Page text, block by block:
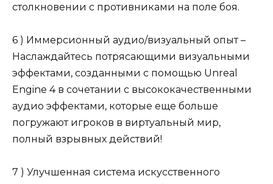
столкновении с противниками на поле боя.
6 ) Иммерсионный аудио/визуальный опыт –
Наслаждайтесь потрясающими визуальными
эффектами, созданными с помощью Unreal
Engine 4 в сочетании с высококачественными
аудио эффектами, которые еще больше
погружают игроков в виртуальный мир,
полный взрывных действий!
7 ) Улучшенная система искусственного